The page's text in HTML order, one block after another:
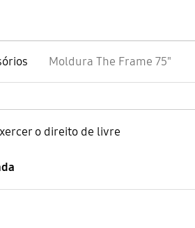
Moldura The Frame 75"
o direito de livre